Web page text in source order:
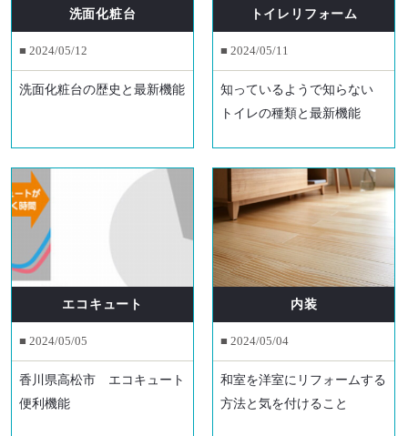
洗面化粧台
■ 2024/05/12
洗面化粧台の歴史と最新機能
トイレリフォーム
■ 2024/05/11
知っているようで知らない
トイレの種類と最新機能
エコキュート
■ 2024/05/05
香川県高松市 エコキュート
便利機能
内装
■ 2024/05/04
和室を洋室にリフォームする
方法と気を付けること